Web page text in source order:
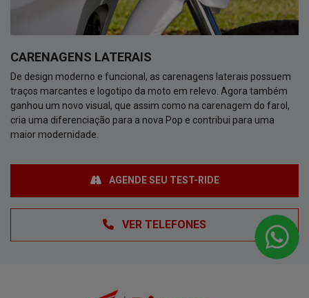
CARENAGENS LATERAIS
De design moderno e funcional, as carenagens laterais possuem
traços marcantes e logotipo da moto em relevo. Agora também
ganhou um novo visual, que assim como na carenagem do farol,
cria uma diferenciação para a nova Pop e contribui para uma
maior modernidade.
VER TELEFONES
AGENDE SEU TEST-RIDE